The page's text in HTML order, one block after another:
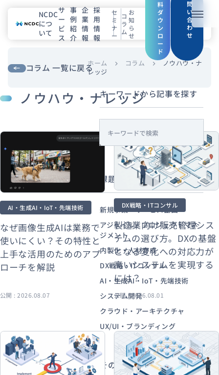
メニュ
NCDCについて
企業情報
採用情報
セミナーコラムお知らせ
エンジニアブログ（Zenn）
資料ダウンロード お問い合わせ
NCDC
につ
いて
サ
ー
ビ
ス
事
例
紹
介
企
業
情
報
採
用
情
報
セ
ミ
ナ
ー
コ
ラ
ム
お
知
ら
せ
料
ダ
ウ
ン
ロ
ー
ド
問
い
合
わ
せ
コラム 一覧に戻るホーム chevron_right コラム chevron_right
ノウハウ・ナ
レッジ
ノウハウ・ナレッジ
AI・生成AI・IoT・先端技術
なぜ画像生成AIは業務で
使いにくい？その特性と
上手な活用のためのアプ
ローチを解説
公開 : 2026.08.07
DX戦略・ITコンサル
製造業向け販売管理シス
テムの選び方。DXの基盤
となる変化への対応力が
高いシステムを実現する
には？
公開 : 2026.08.01
キーワードから記事を探す
e
a
r
c
h
課題・目的から探す
新規事業・サービス企画
アジャイル・プロジェクトマネ
ジメント
内製化・人材育成
DX戦略・ITコンサル
AI・生成AI・IoT・先端技術
システム開発
クラウド・アーキテクチャ
UX/UI・ブランディング
その他から探す